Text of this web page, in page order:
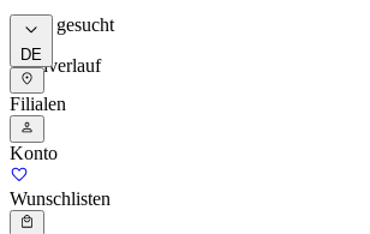
Meist gesucht
Suchverlauf
DE
Filialen
Konto
Wunschlisten